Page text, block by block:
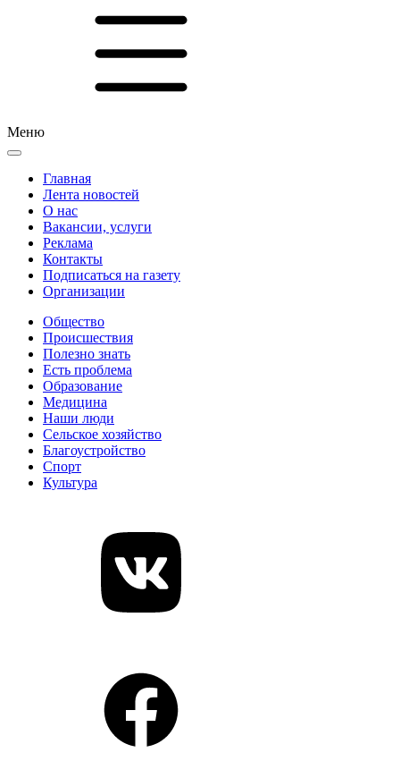
Меню
Главная
Лента новостей
О нас
Вакансии, услуги
Реклама
Контакты
Подписаться на газету
Организации
Общество
Происшествия
Полезно знать
Есть проблема
Образование
Медицина
Наши люди
Сельское хозяйство
Благоустройство
Спорт
Культура